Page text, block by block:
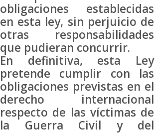
obligaciones establecidas
en esta ley, sin perjuicio de
otras responsabilidades
que pudieran concurrir.
En definitiva, esta Ley
pretende cumplir con las
obligaciones previstas en el
derecho internacional
respecto de las víctimas de
la Guerra Civil y del